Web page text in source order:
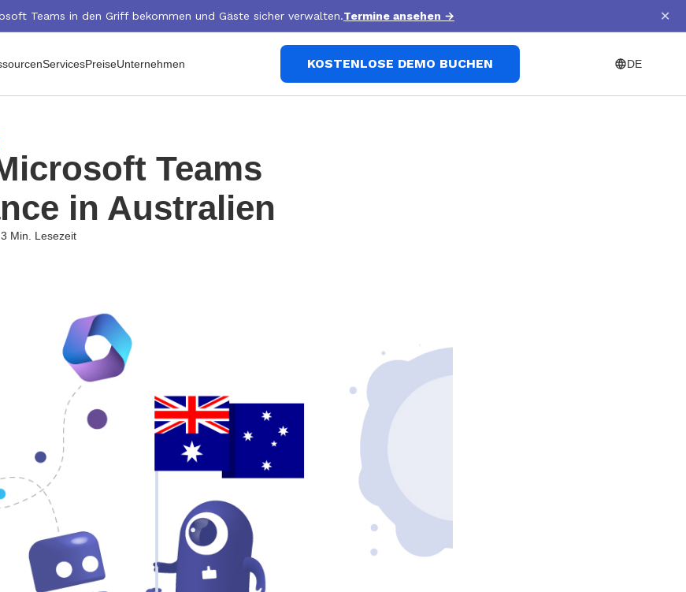
Teams in den Griff bekommen und Gäste sicher verwalten.Termine ansehen → ×
ServicesPreiseUnternehmen KOSTENLOSE DEMO BUCHEN DE
Teams
in Australien
3 Min. Lesezeit